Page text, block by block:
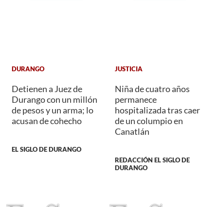
DURANGO
Detienen a Juez de
Durango con un millón
de pesos y un arma; lo
acusan de cohecho
EL SIGLO DE DURANGO
JUSTICIA
Niña de cuatro años
permanece
hospitalizada tras caer
de un columpio en
Canatlán
REDACCIÓN EL SIGLO DE
DURANGO